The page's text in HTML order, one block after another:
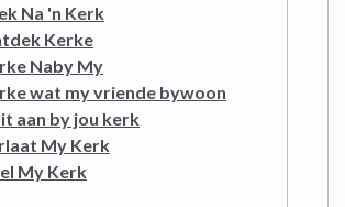
Na 'n Kerk
Kerke
Naby My
wat my vriende bywoon
aan by jou kerk
My Kerk
My Kerk